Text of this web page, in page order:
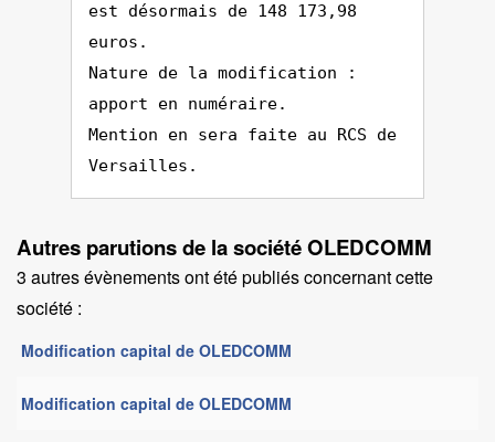
est désormais de 148 173,98
euros.
Nature de la modification :
apport en numéraire.
Mention en sera faite au RCS de
Versailles.
Autres parutions de la société OLEDCOMM
3 autres évènements ont été publiés concernant cette
société :
Modification capital de OLEDCOMM
Modification capital de OLEDCOMM